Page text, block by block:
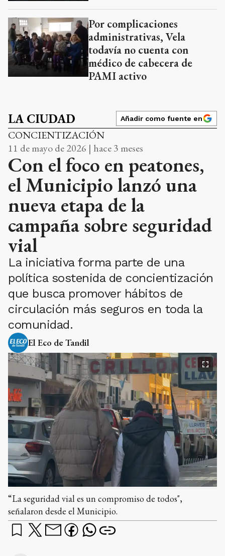
Por complicaciones
administrativas, Vela
todavía no cuenta con
médico de cabecera de
PAMI activo
LA CIUDAD Añadir como fuente en
CONCIENTIZACIÓN
11 de mayo de 2026 | hace 3 meses
Con el foco en peatones,
el Municipio lanzó una
nueva etapa de la
campaña sobre seguridad
vial
La iniciativa forma parte de una
política sostenida de concientización
que busca promover hábitos de
circulación más seguros en toda la
comunidad.
El Eco de Tandil
“La seguridad vial es un compromiso de todos",
señalaron desde el Municipio.